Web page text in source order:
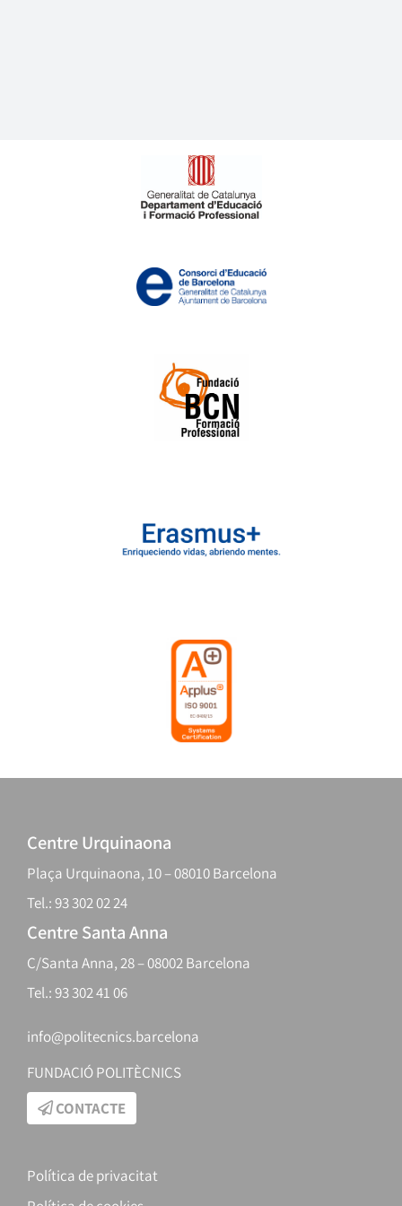
Centre Urquinaona
Plaça Urquinaona, 10 – 08010 Barcelona
Tel.: 93 302 02 24
Centre Santa Anna
C/Santa Anna, 28 – 08002 Barcelona
Tel.: 93 302 41 06
info@politecnics.barcelona
FUNDACIÓ POLITÈCNICS
CONTACTE
Política de privacitat